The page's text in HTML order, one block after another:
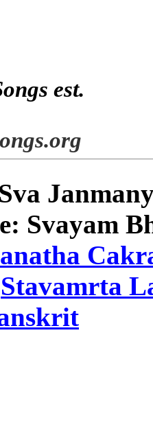
est.
Svayam
Stavamrta